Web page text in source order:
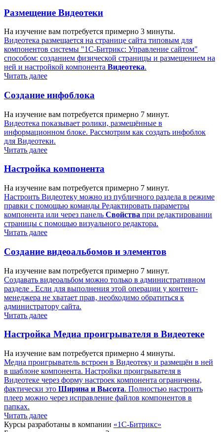
Размещение Видеотеки
На изучение вам потребуется примерно 3 минуты.
Видеотека размещается на странице сайта типовым для
компонентов системы "1С-Битрикс: Управление сайтом"
способом: созданием физической страницы и размещением на
ней и настройкой компонента Видеотека.
Читать далее
Создание инфоблока
На изучение вам потребуется примерно 7 минут.
Видеотека показывает ролики, размещённые в
информационном блоке. Рассмотрим как создать инфоблок
для Видеотеки.
Читать далее
Настройка компонента
На изучение вам потребуется примерно 7 минут.
Настроить Видеотеку можно из публичного раздела в режиме
правки с помощью команды Редактировать параметры
компонента или через панель Свойства при редактировании
страницы с помощью визуального редактора.
Читать далее
Создание видеоальбомов и элементов
На изучение вам потребуется примерно 7 минут.
Создавать видеоальбом можно только в административном
разделе . Если для выполнения этой операции у контент-
менеджера не хватает прав, необходимо обратиться к
администратору сайта.
Читать далее
Настройка Медиа проигрывателя в Видеотеке
На изучение вам потребуется примерно 4 минуты.
Медиа проигрыватель встроен в Видеотеку и размещён в ней
в шаблоне компонента. Настройки проигрывателя в
Видеотеке через форму настроек компонента ограничены,
фактически это Ширина и Высота. Полностью настроить
плеер можно через исправление файлов компонентов в
папках.
Читать далее
Курсы разработаны в компании «1С-Битрикс»